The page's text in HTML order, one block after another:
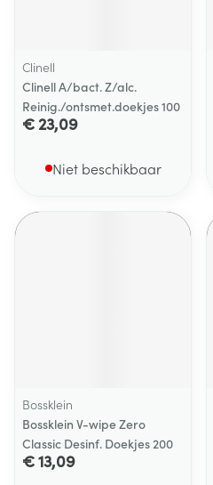
Clinell
Clinell A/bact. Z/alc.
Reinig./ontsmet.doekjes 100
€ 23,09
Niet beschikbaar
Bossklein
Bossklein V-wipe Zero
Classic Desinf. Doekjes 200
€ 13,09